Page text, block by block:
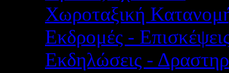
Χωροταξική
Εκδρομές -
Εκδηλώσεις -